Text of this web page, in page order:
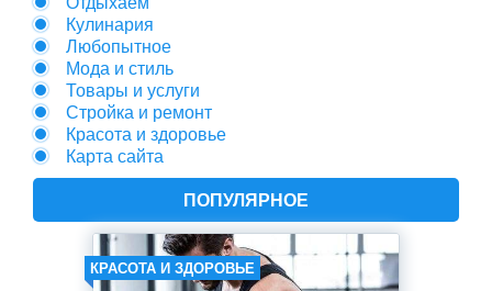
Кулинария
Любопытное
Мода и стиль
Товары и услуги
Стройка и ремонт
Красота и здоровье
Карта сайта
ПОПУЛЯРНОЕ
КРАСОТА И ЗДОРОВЬЕ